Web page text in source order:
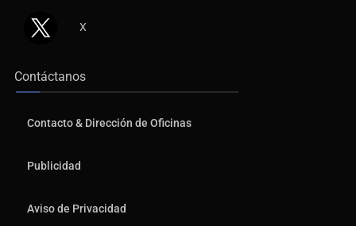
X
Contáctanos
Contacto & Dirección de Oficinas
Publicidad
Aviso de Privacidad